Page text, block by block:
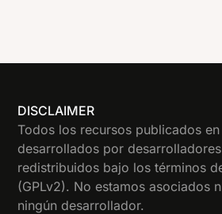
DISCLAIMER
Todos los recursos publicados
desarrollados por
redistribuidos bajo los términos
(GPLv2). No estamos asociados
ningún desarrollador.